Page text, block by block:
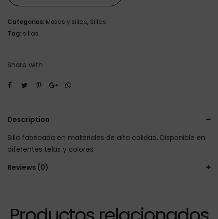
Categories: Mesas y sillas, Sillas
Tag: sillas
Share with
Description
Silla fabricada en materiales de alta calidad. Disponible en
diferentes telas y colores.
Reviews (0)